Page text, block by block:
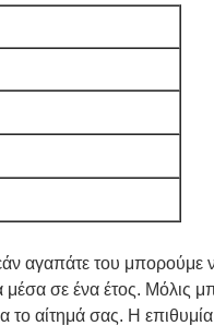
αγαπάτε του μπορούμε
μέσα σε ένα έτος. Μόλις
το αίτημά σας. Η επιθυμία